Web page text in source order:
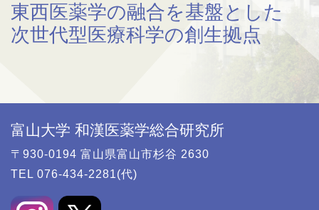
東西医薬学の融合を基盤とした
次世代型医療科学の創生拠点
富山大学 和漢医薬学総合研究所
〒930-0194 富山県富山市杉谷 2630
TEL 076-434-2281(代)